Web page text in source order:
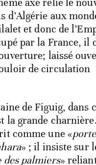
axe relie le
d’Algérie aux
et donc de
par la France, il
laissé
de circulation
de Figuig, dans
la grande
comme une «
» ; il insiste sur
des palmiers»